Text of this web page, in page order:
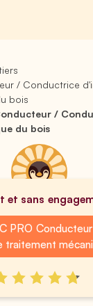
/ Conductrice
bois
/
du bois
et sans
PRO
traitement